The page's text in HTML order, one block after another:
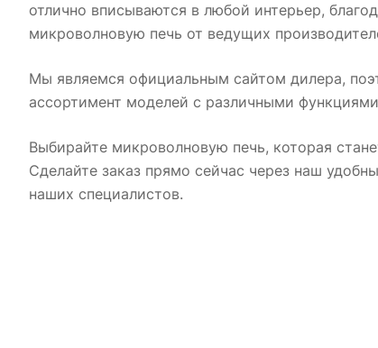
отлично вписываются в любой интерьер,
микроволновую печь от ведущих
Мы являемся официальным сайтом дилера,
ассортимент моделей с различными
Выбирайте микроволновую печь, которая
Сделайте заказ прямо сейчас через наш
наших специалистов.